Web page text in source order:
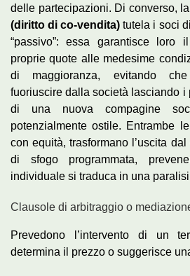
delle partecipazioni. Di converso,
(diritto di co-vendita) tutela i soci
“passivo”: essa garantisce
proprie quote alle medesime
di maggioranza, evitando che
fuoriuscire dalla società lasciando i
di una nuova compagine
potenzialmente ostile. Entrambe
con equità, trasformano l’uscita
di sfogo programmata,
individuale si traduca in una paralisi
Clausole di arbitraggio o
Prevedono l’intervento di un
determina il prezzo o suggerisce